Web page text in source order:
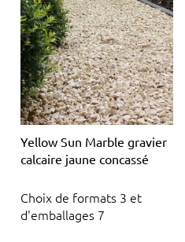
Yellow Sun Marble gravier
calcaire jaune concassé
Choix de formats 3 et
d'emballages 7